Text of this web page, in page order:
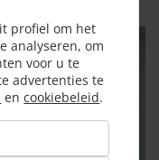
profiel om het
analyseren, om
voor u te
advertenties te
encookiebeleid.